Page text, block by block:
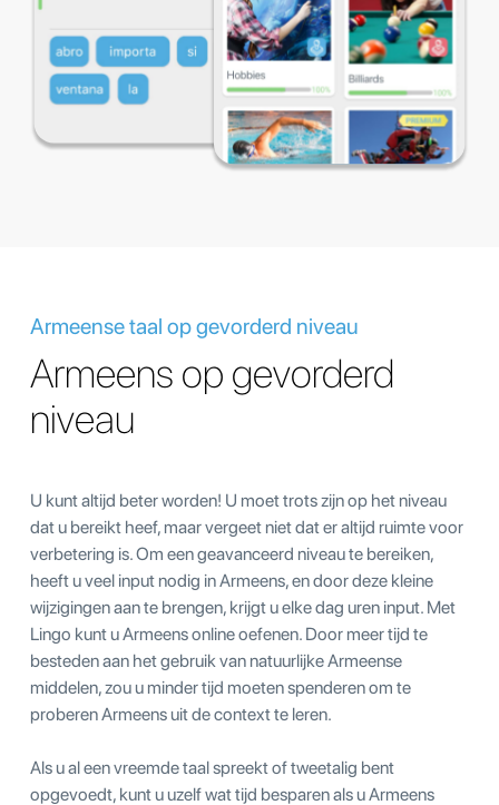
Armeense taal op gevorderd niveau
Armeens op gevorderd
niveau
U kunt altijd beter worden! U moet trots zijn op het niveau
dat u bereikt heef, maar vergeet niet dat er altijd ruimte voor
verbetering is. Om een geavanceerd niveau te bereiken,
heeft u veel input nodig in Armeens, en door deze kleine
wijzigingen aan te brengen, krijgt u elke dag uren input. Met
Lingo kunt u Armeens online oefenen. Door meer tijd te
besteden aan het gebruik van natuurlijke Armeense
middelen, zou u minder tijd moeten spenderen om te
proberen Armeens uit de context te leren.
Als u al een vreemde taal spreekt of tweetalig bent
opgevoedt, kunt u uzelf wat tijd besparen als u Armeens